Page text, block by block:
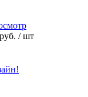
/ шт